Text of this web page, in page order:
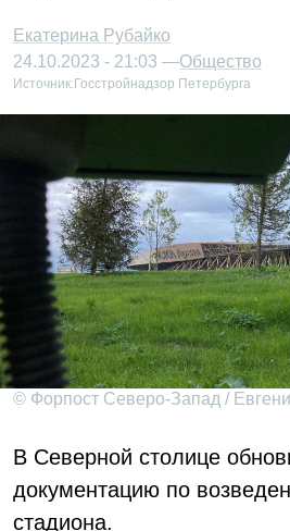
Екатерина Рубайко
24.10.2023 - 21:03 —Общество
Источник: Госстройнадзор Петербурга
© Форпост Северо-Запад /
В Северной столице
документацию по
стадиона.